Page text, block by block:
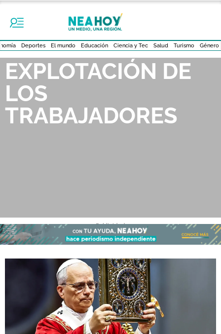
Deportes El mundo Educación Ciencia y Tec Salud Turismo Género
EXPLOTACIÓN DE
LOS
TRABAJADORES
- Publicidad -
La encíclica del Papa León XIV y una reivindicación de la
humanidad por sobre la IA